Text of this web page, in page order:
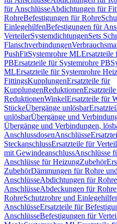
für AnschlüsseAbdichtungen für
RohreBefestigungen für Rohre
EinlegehilfenBefestigungen für
VerteilerSystemdichtungenSets
Flanschverbindungen
PushFitSystemrohre MLErsatzteile
PBErsatzteile für Systemrohre PB
MLErsatzteile für Systemrohre
FittingsKupplungenErsatzteile für
KupplungenReduktionen
ReduktionenWinkelErsatzteile für
StückeÜbergänge unlösbar
unlösbarÜbergänge und
Übergänge und Verbindungen,
AnschlussdosenAnschlüsse
SteckanschlussErsatzteile für
mit GewindeanschlussAnschlüsse
Anschlüsse für HeizungZubehör
ZubehörDämmungen für Rohre
AnschlüsseAbdichtungen für
AnschlüsseAbdeckungen für Rohre
RohreSchutzrohre und
AnschlüsseErsatzteile für
AnschlüsseBefestigungen für